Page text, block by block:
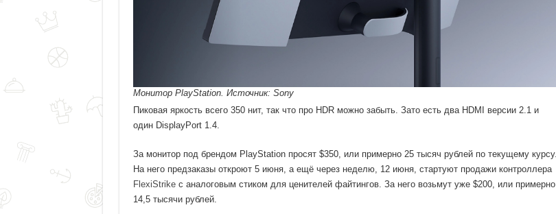
Монитор PlayStation. Источник: Sony
Пиковая яркость всего 350 нит, так что про HDR можно забыть. Зато есть два HDMI версии 2.1 и
один DisplayPort 1.4.
За монитор под брендом PlayStation просят $350, или примерно 25 тысяч рублей по текущему курсу.
На него предзаказы откроют 5 июня, а ещё через неделю, 12 июня, стартуют продажи контроллера
FlexiStrikeс аналоговым стиком для ценителей файтингов. За него возьмут уже $200, или примерно
14,5 тысячи рублей.